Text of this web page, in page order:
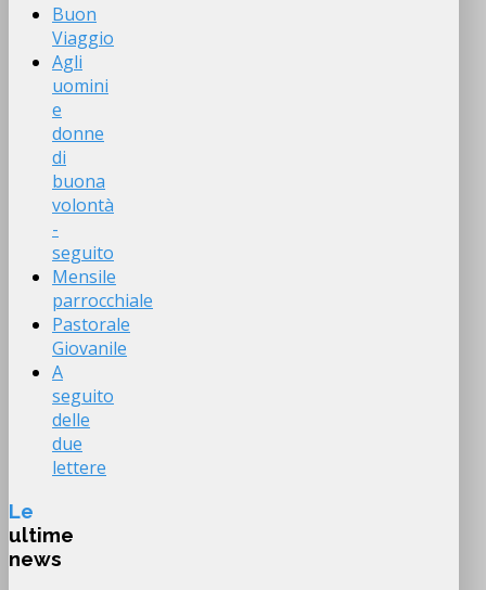
Buon
Viaggio
Agli
uomini
e
donne
di
buona
volontà
-
seguito
Mensile
parrocchiale
Pastorale
Giovanile
A
seguito
delle
due
lettere
Le
ultime
news